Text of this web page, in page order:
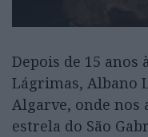
Depois de 15 anos
Lágrimas, Albano
Algarve, onde nos
estrela do São